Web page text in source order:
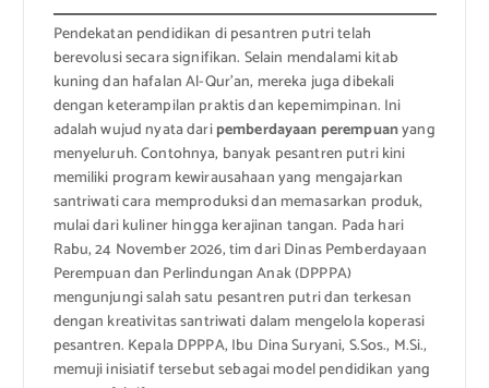
Pendekatan pendidikan di pesantren putri telah
berevolusi secara signifikan. Selain mendalami kitab
kuning dan hafalan Al-Qur’an, mereka juga dibekali
dengan keterampilan praktis dan kepemimpinan. Ini
adalah wujud nyata daripemberdayaan perempuanyang
menyeluruh. Contohnya, banyak pesantren putri kini
memiliki program kewirausahaan yang mengajarkan
santriwati cara memproduksi dan memasarkan produk,
mulai dari kuliner hingga kerajinan tangan. Pada hari
Rabu, 24 November 2026, tim dari Dinas Pemberdayaan
Perempuan dan Perlindungan Anak (DPPPA)
mengunjungi salah satu pesantren putri dan terkesan
dengan kreativitas santriwati dalam mengelola koperasi
pesantren. Kepala DPPPA, Ibu Dina Suryani, S.Sos., M.Si.,
memuji inisiatif tersebut sebagai model pendidikan yang